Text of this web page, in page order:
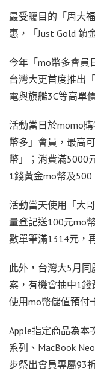
最受矚目的「周大
惠，「Just Gold 鎮
今年「mo幣多會員
台灣大更首度推出
電與旗艦3C等高單
活動當日於momo
幣多」會員，最高
幣」；消費滿5000
1錢黃金mo幣及500
活動當天使用「大
量登記送100元mo
數單筆滿1314元，
此外，台灣大5月
案，有機會抽中1
使用mo幣儲值預付
Apple指定商品為本
系列、MacBook
步祭出會員專屬93